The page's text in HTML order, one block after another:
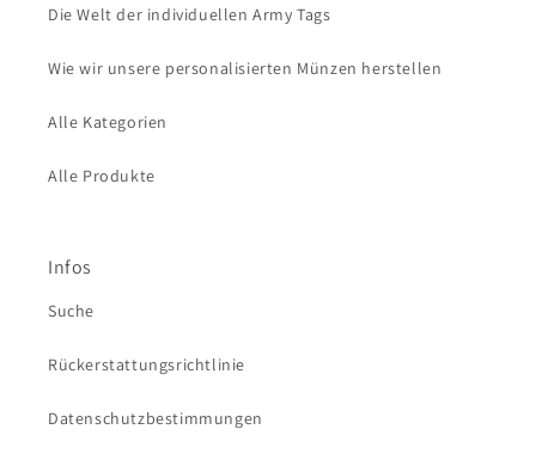
Die Welt der individuellen Army Tags
Wie wir unsere personalisierten Münzen herstellen
Alle Kategorien
Alle Produkte
Infos
Suche
Rückerstattungsrichtlinie
Datenschutzbestimmungen